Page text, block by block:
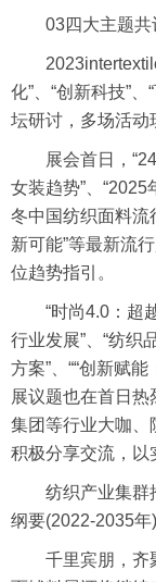
03四大主题共
2023intertextile
化”、“创新科技”
坛研讨，多场活动
展会首日，“24/
女装趋势”、
冬中国纺织面料流
新可能”等最新流
位趋势指引。
“时尚4.0：超
行业发展”、“纺织
方案”、““创新赋
展议题也在首日
集团等行业大咖、
积极分享交流，以
纺织产业集群
纲要(2022-2035年
千里宾朋，齐聚